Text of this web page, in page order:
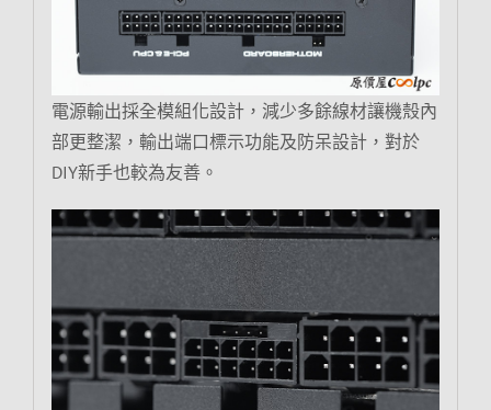
電源輸出採全模組化設計，減少多餘線材讓機殼內
部更整潔，輸出端口標示功能及防呆設計，對於
DIY新手也較為友善。